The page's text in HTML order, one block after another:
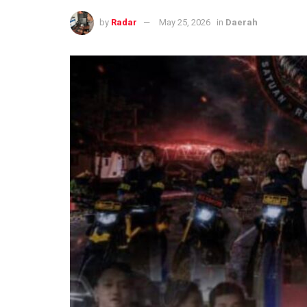
by Radar May 25, 2026 in Daerah